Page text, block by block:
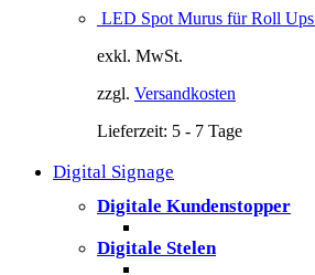
LED Spot Murus für Roll Ups
exkl. MwSt.
zzgl. Versandkosten
Lieferzeit: 5 - 7 Tage
Digital Signage
Digitale Kundenstopper
Digitale Stelen